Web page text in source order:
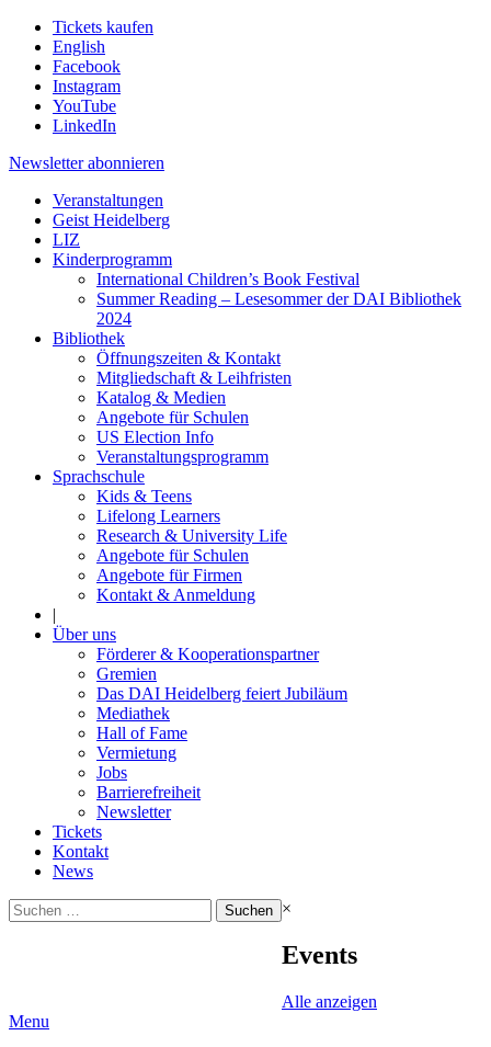
Tickets kaufen
English
Facebook
Instagram
YouTube
LinkedIn
Newsletter abonnieren
Veranstaltungen
Geist Heidelberg
LIZ
Kinderprogramm
International Children’s Book Festival
Summer Reading – Lesesommer der DAI Bibliothek
2024
Bibliothek
Öffnungszeiten & Kontakt
Mitgliedschaft & Leihfristen
Katalog & Medien
Angebote für Schulen
US Election Info
Veranstaltungsprogramm
Sprachschule
Kids & Teens
Lifelong Learners
Research & University Life
Angebote für Schulen
Angebote für Firmen
Kontakt & Anmeldung
|
Über uns
Förderer & Kooperationspartner
Gremien
Das DAI Heidelberg feiert Jubiläum
Mediathek
Hall of Fame
Vermietung
Jobs
Barrierefreiheit
Newsletter
Tickets
Kontakt
News
Suchen
nach:
×
Events
Alle anzeigen
Menu